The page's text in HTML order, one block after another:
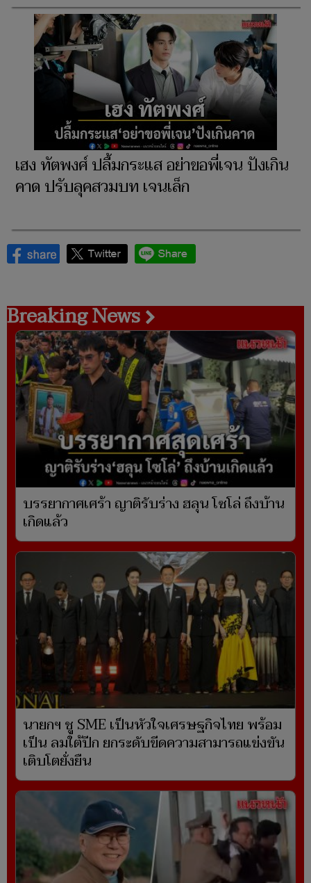
เฮง ทัตพงศ์ ปลื้มกระแส อย่าขอพี่เจน ปังเกิน
คาด ปรับลุคสวมบท เจนเล็ก
Breaking News
บรรยากาศเศร้า ญาติรับร่าง ฮลุน โซโล่ ถึงบ้าน
เกิดแล้ว
นายกฯ ชู SME เป็นหัวใจเศรษฐกิจไทย พร้อม
เป็น ลมใต้ปีก ยกระดับขีดความสามารถแข่งขัน
เติบโตยั่งยืน